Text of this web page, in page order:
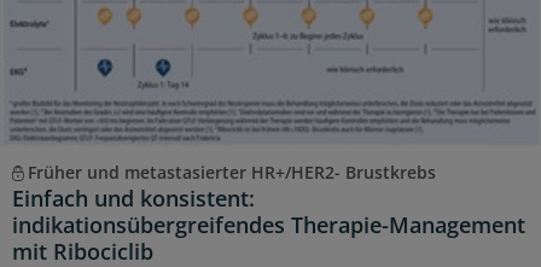
Früher und metastasierter HR+/HER2- Brustkrebs
Einfach und konsistent:
indikationsübergreifendes Therapie-Management
mit Ribociclib